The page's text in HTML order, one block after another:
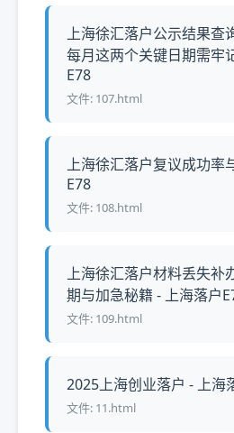
上海徐汇落户公示结果查
每月这两个关键日期需牢
E78
文件: 107.html
上海徐汇落户复议成功率
E78
文件: 108.html
上海徐汇落户材料丢失补
期与加急秘籍 - 上海落户
文件: 109.html
2025上海创业落户 - 上海
文件: 11.html